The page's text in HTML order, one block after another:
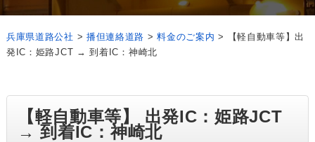
兵庫県道路公社 > 播但連絡道路 >料金のご案内 >
【軽自動車等】出
発IC：姫路JCT → 到着IC：神崎北
【軽自動車等】 出発IC：姫路JCT
→ 到着IC：神崎北